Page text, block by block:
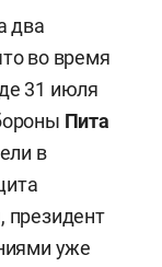
два
во время
31 июля
Пита
в
президент
уже